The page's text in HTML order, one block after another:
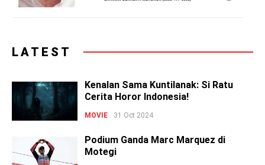
LATEST
Kenalan Sama Kuntilanak: Si Ratu
Cerita Horor Indonesia!
MOVIE 31 Oct 2024
Podium Ganda Marc Marquez di
Motegi